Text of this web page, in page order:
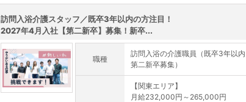
訪問入浴介護スタッフ／既卒3年以内の方注目！
2027年4月入社【第二新卒】募集！新卒...
職種
訪問入浴の介護職員（既卒3年以内
第二新卒募集）
【関東エリア】
月給232,000円～265,000円